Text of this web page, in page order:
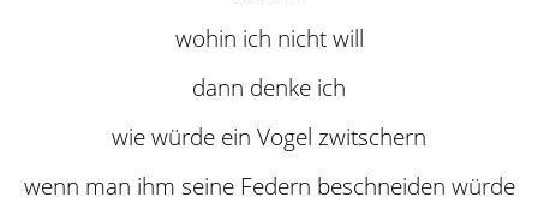
wohin ich nicht will
dann denke ich
wie würde ein Vogel zwitschern
wenn man ihm seine Federn beschneiden würde